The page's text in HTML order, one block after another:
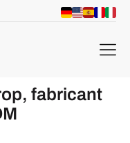
menu
fabricant